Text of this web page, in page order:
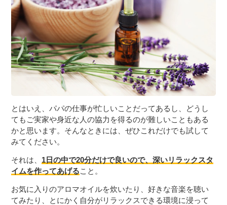
とはいえ、パパの仕事が忙しいことだってあるし、どうし
てもご実家や身近な人の協力を得るのが難しいこともある
かと思います。そんなときには、ぜひこれだけでも試して
みてください。
それは、 1日の中で20分だけで良いので、深いリラックスタ
イムを作ってあげること。
お気に入りのアロマオイルを炊いたり、好きな音楽を聴い
てみたり、とにかく自分がリラックスできる環境に浸って